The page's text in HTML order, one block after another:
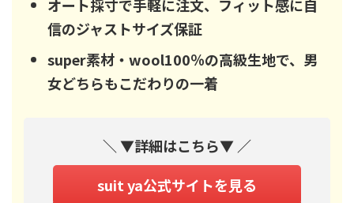
オート採寸で手軽に注文、フィット感に自
信のジャストサイズ保証
super素材・wool100％の高級生地で、男
女どちらもこだわりの一着
＼ ▼詳細はこちら▼ ／
suit ya公式サイトを見る